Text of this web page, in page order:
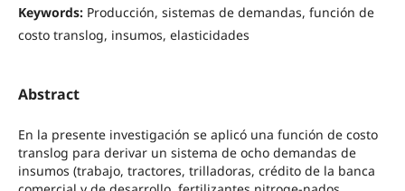
Keywords: Producción, sistemas de demandas, función de
costo translog, insumos, elasticidades
Abstract
En la presente investigación se aplicó una función de costo
translog para derivar un sistema de ocho demandas de
insumos (trabajo, tractores, trilladoras, crédito de la banca